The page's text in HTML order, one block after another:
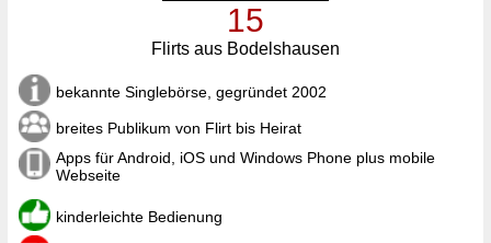
15
Flirts aus Bodelshausen
bekannte Singlebörse, gegründet 2002
breites Publikum von Flirt bis Heirat
Apps für Android, iOS und Windows Phone plus mobile
Webseite
kinderleichte Bedienung